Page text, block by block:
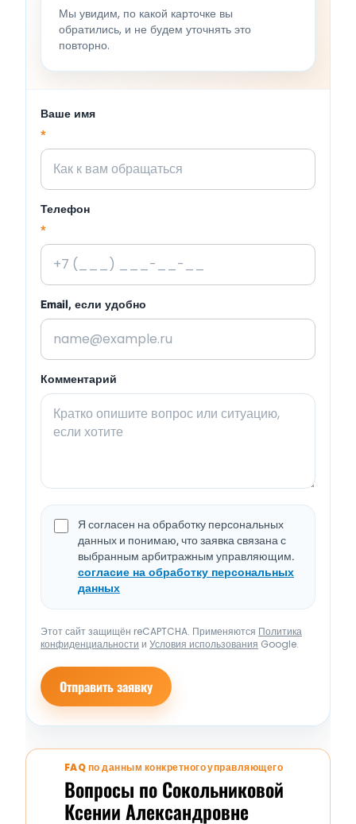
Мы увидим, по какой карточке вы
обратились, и не будем уточнять это
повторно.
Ваше имя
*
Телефон
*
Email, если удобно
Комментарий
Я согласен на обработку персональных
данных и понимаю, что заявка связана с
выбранным арбитражным управляющим.
согласие на обработку персональных
данных
Этот сайт защищён reCAPTCHA. Применяются Политика
конфиденциальности и Условия использования Google.
Отправить заявку
FAQ по данным конкретного управляющего
Вопросы по Сокольниковой
Ксении Александровне